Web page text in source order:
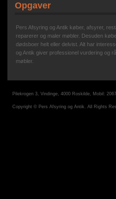
Opgaver
Pers Afsyring og Antik køber, afsyrer,
reparerer og maler møbler. Desuden
dødsboer helt eller delvist. Alt har
og Antik giver professionel vurdering og
møbler.
Pilekrogen 3, Vindinge, 4000 Roskilde, Mobil:
Copyright © Pers Afsyring og Antik. All Rights